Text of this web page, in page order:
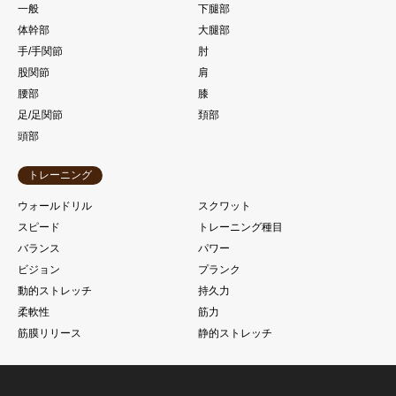
一般
下腿部
体幹部
大腿部
手/手関節
肘
股関節
肩
腰部
膝
足/足関節
頚部
頭部
トレーニング
ウォールドリル
スクワット
スピード
トレーニング種目
バランス
パワー
ビジョン
プランク
動的ストレッチ
持久力
柔軟性
筋力
筋膜リリース
静的ストレッチ